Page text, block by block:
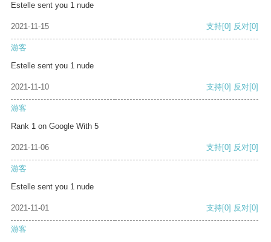
Estelle sent you 1 nude
2021-11-15 支持[0] 反对[0]
游客
Estelle sent you 1 nude
2021-11-10 支持[0] 反对[0]
游客
Rank 1 on Google With 5
2021-11-06 支持[0] 反对[0]
游客
Estelle sent you 1 nude
2021-11-01 支持[0] 反对[0]
游客